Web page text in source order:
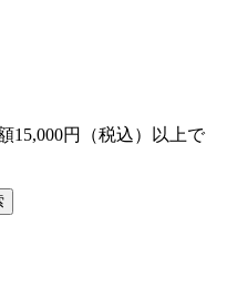
15,000円
（税込）以上で